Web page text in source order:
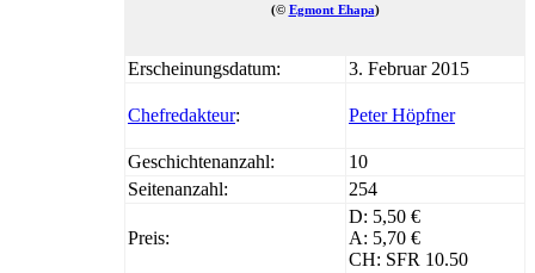
(© Egmont Ehapa)
Erscheinungsdatum: 3. Februar 2015
Chefredakteur: Peter Höpfner
Geschichtenanzahl:
10
Seitenanzahl:
254
Preis:
D: 5,50 €
A: 5,70 €
CH: SFR 10.50